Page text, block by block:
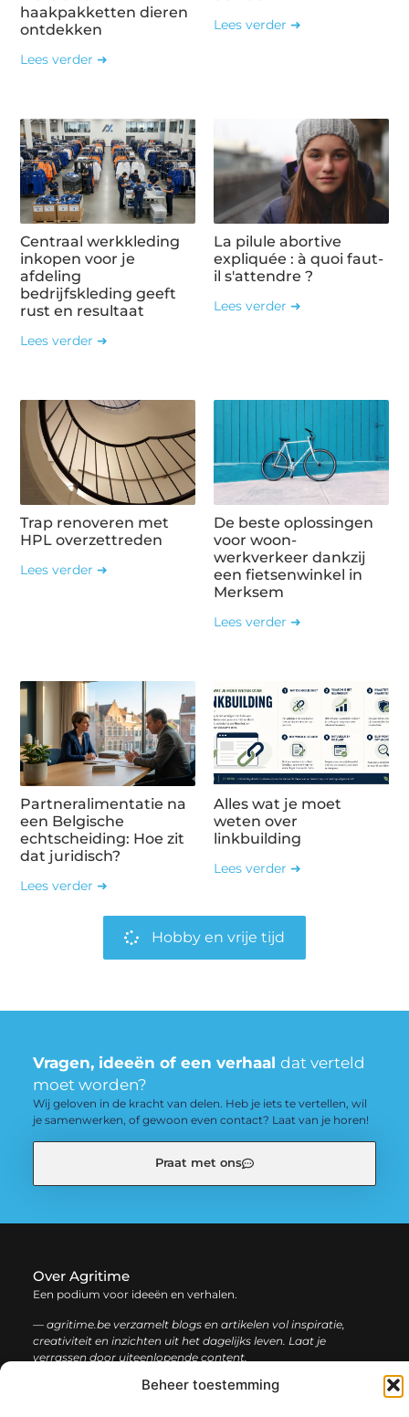
Beheer toestemming
haakpakketten dieren
ontdekken
Lees verder ➜
Lees verder ➜
Centraal werkkleding
inkopen voor je
afdeling
bedrijfskleding geeft
rust en resultaat
Lees verder ➜
La pilule abortive
expliquée : à quoi faut-
il s'attendre ?
Lees verder ➜
Trap renoveren met
HPL overzettreden
Lees verder ➜
De beste oplossingen
voor woon-
werkverkeer dankzij
een fietsenwinkel in
Merksem
Lees verder ➜
Partneralimentatie na
een Belgische
echtscheiding: Hoe zit
dat juridisch?
Lees verder ➜
Alles wat je moet
weten over
linkbuilding
Lees verder ➜
Hobby en vrije tijd
Vragen, ideeën of een verhaal dat verteld
moet worden?
Wij geloven in de kracht van delen. Heb je iets te vertellen, wil
je samenwerken, of gewoon even contact? Laat van je horen!
Praat met ons
Over Agritime
Een podium voor ideeën en verhalen.
— agritime.be verzamelt blogs en artikelen vol inspiratie,
creativiteit en inzichten uit het dagelijks leven. Laat je
verrassen door uiteenlopende content.